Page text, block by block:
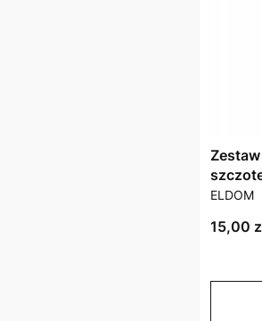
ELDOM
Cena
15,00